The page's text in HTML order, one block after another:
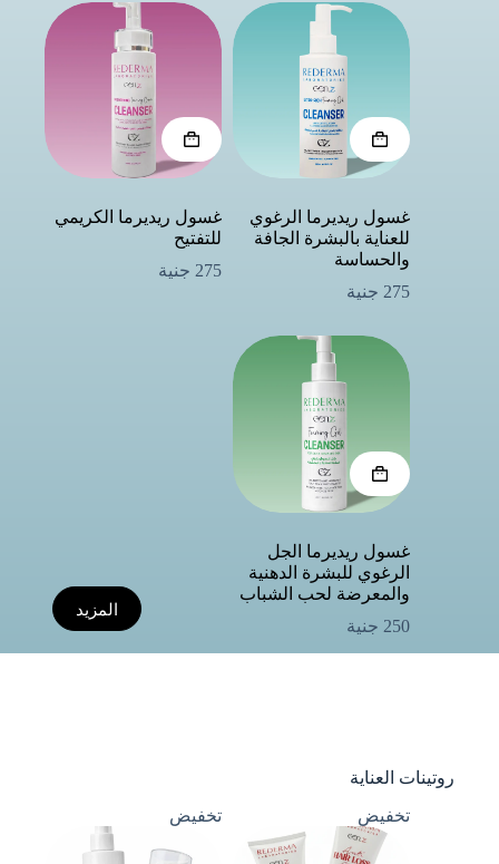
غسول ريديرما الرغوي
للعناية بالبشرة الجافة
والحساسة
275 جنية
غسول ريديرما الكريمي
للتفتيح
275 جنية
غسول ريديرما الجل
الرغوي للبشرة الدهنية
والمعرضة لحب الشباب
250 جنية
المزيد
روتينات العناية
تخفيض
تخفيض